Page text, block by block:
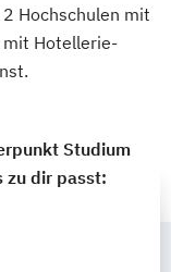
Hochschulen mit
mit Hotellerie-
Studium
zu dir passt: